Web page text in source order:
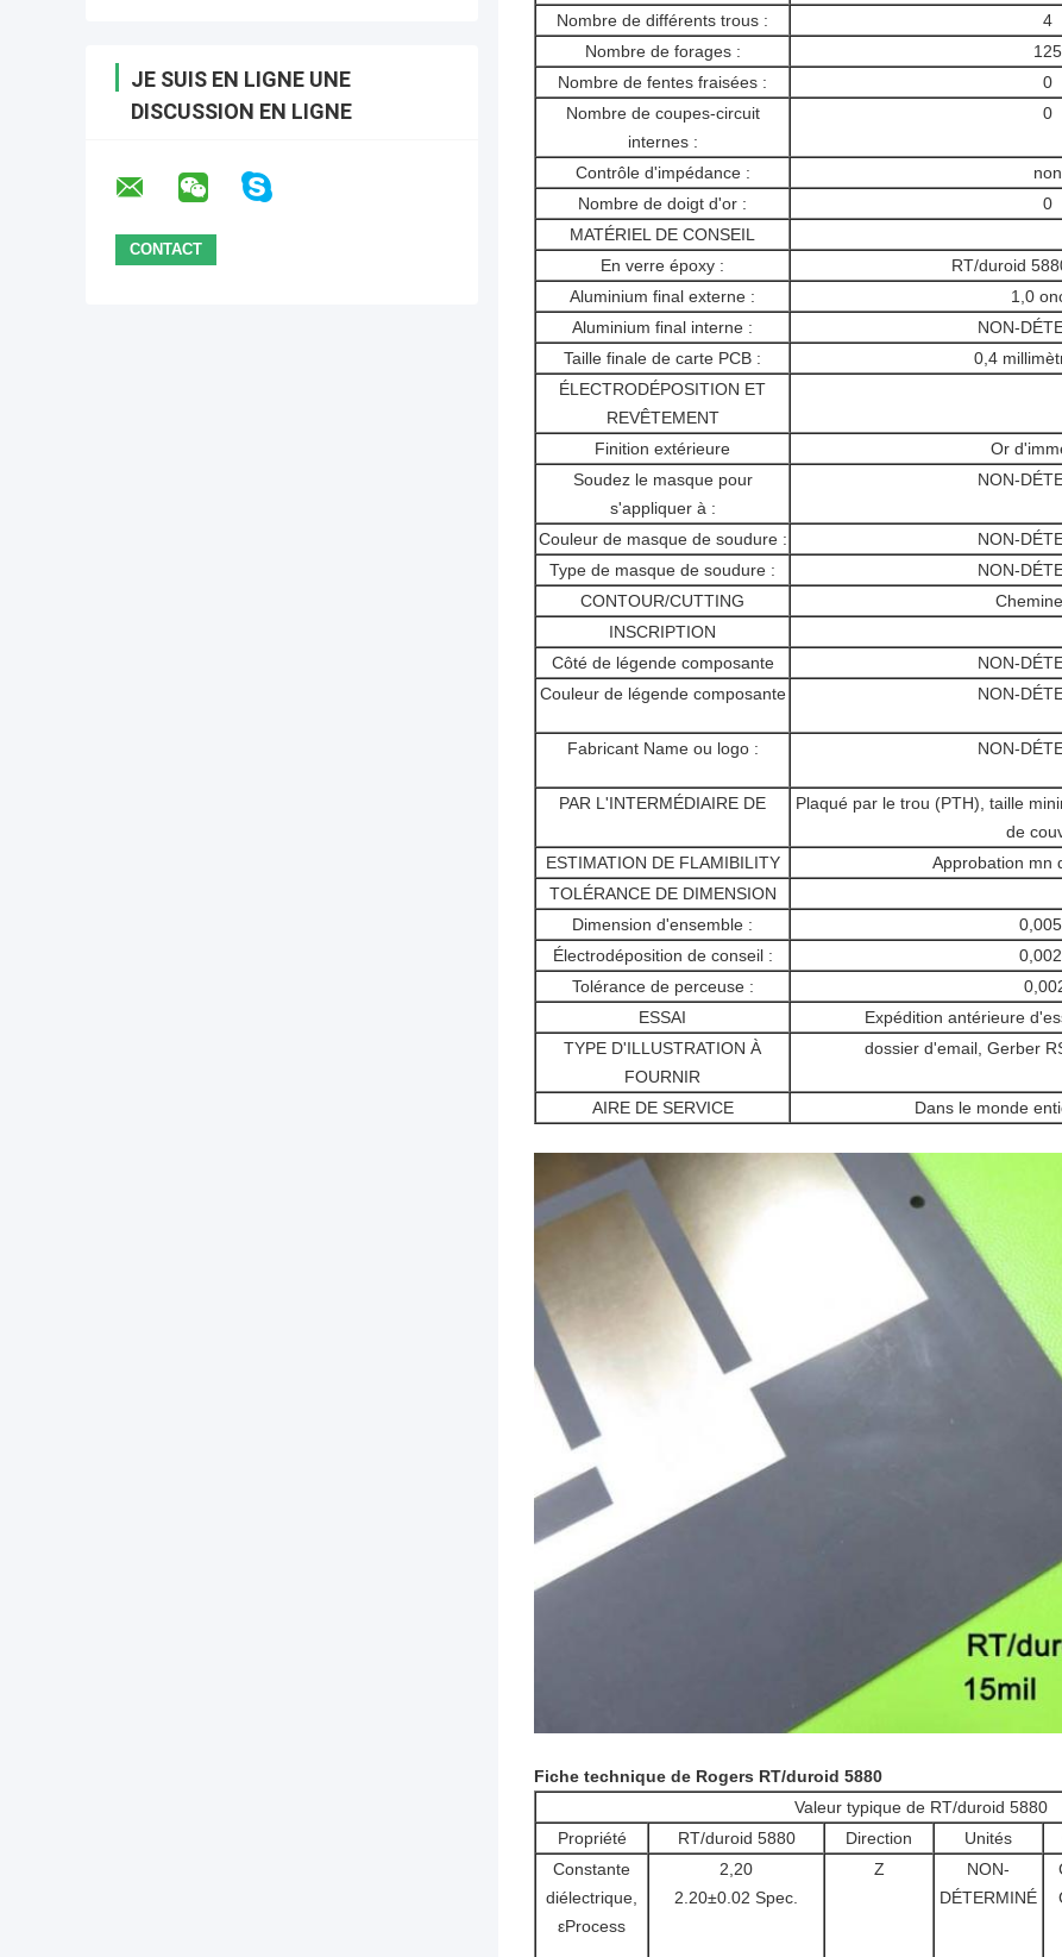
JE SUIS EN LIGNE UNE
DISCUSSION EN LIGNE
Nombre de différents trous :
4
Nombre de forages :
125
Nombre de fentes fraisées :
0
Nombre de coupes-circuit
internes :
0
Contrôle d'impédance :
non
Nombre de doigt d'or :
0
MATÉRIEL DE CONSEIL
En verre époxy :
RT/duroid
Aluminium final externe :
1,0
Aluminium final interne :
NON-
Taille finale de carte PCB :
0,4
ÉLECTRODÉPOSITION ET
REVÊTEMENT
Finition extérieure
Or
Soudez le masque pour
s'appliquer à :
NON-
Couleur de masque de soudure :
NON-
Type de masque de soudure :
NON-
CONTOUR/CUTTING
INSCRIPTION
Côté de légende composante
NON-
Couleur de légende composante
NON-
Fabricant Name ou logo : NON-
PAR L'INTERMÉDIAIRE DE
Plaqué par le trou (PTH), taille
de
ESTIMATION DE FLAMIBILITY
Approbation mn
TOLÉRANCE DE DIMENSION
Dimension d'ensemble :
Électrodéposition de conseil :
Tolérance de perceuse :
ESSAI
Expédition antérieure
TYPE D'ILLUSTRATION À
FOURNIR
dossier d'email, Gerber
AIRE DE SERVICE Dans le monde
Fiche technique de Rogers RT/duroid 5880
Valeur typique de RT/duroid 5880
Propriété
RT/duroid 5880 Direction Unités
Constante
diélectrique,
εProcess
2,20
2.20±0.02 Spec.
Z
NON-
DÉTERMINÉ